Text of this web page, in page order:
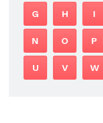
G H I
N O P
U V W